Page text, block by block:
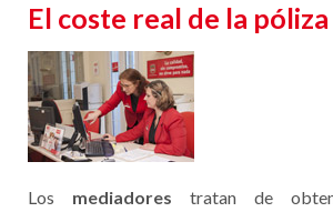
El coste real de la póliza
Los mediadores tratan de